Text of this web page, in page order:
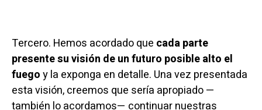
Tercero. Hemos acordado que cada parte
presente su visión de un futuro posible alto el
fuegoy la exponga en detalle. Una vez presentada
esta visión, creemos que sería apropiado —
también lo acordamos— continuar nuestras